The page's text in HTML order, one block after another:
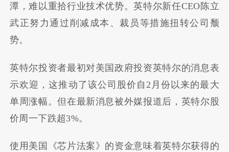
潭，难以重拾行业技术优势。英特尔新任CEO陈立
武正努力通过削减成本、裁员等措施扭转公司颓
势。
英特尔投资者最初对美国政府投资英特尔的消息表
示欢迎，这推动了该公司股价自2月份以来的最大
单周涨幅。但在最新消息被外媒报道后，英特尔股
价周一下跌超3%。
使用美国《芯片法案》的资金意味着英特尔获得的